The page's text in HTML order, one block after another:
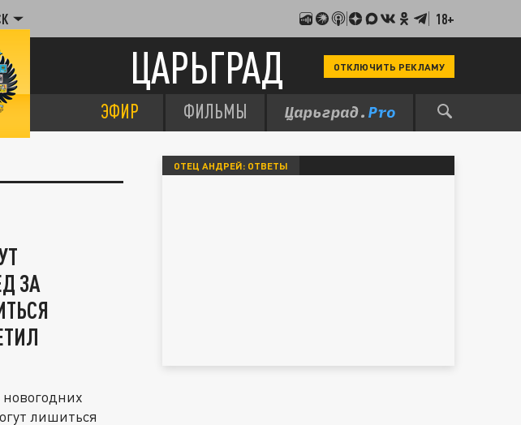
18+
ЦАРЬГРАД ОТКЛЮЧИТЬ РЕКЛАМУ
ЭФИР ФИЛЬМЫ
ЗА
лишиться
ОТЕЦ АНДРЕЙ: ОТВЕТЫ